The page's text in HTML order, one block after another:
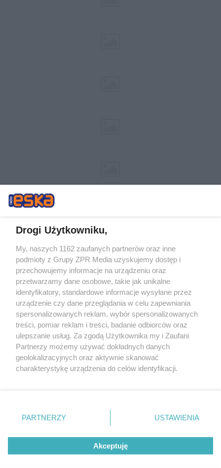
Żaden utwór zamieszczony w serwisie nie może być powielany i
rozpowszechniany lub dalej rozpowszechniany w jakikolwiek sposób (w
tym także elektroniczny lub mechaniczny) na jakimkolwiek polu
eksploatacji w jakiejkolwiek formie, włącznie z umieszczaniem w
Internecie bez pisemnej zgody właściciela praw. Jakiekolwiek użycie lub
wykorzystanie utworów w całości lub w części z naruszeniem prawa,
tzn. bez właściwej zgody, jest zabronione pod groźbą kary i może być
ścigane prawnie.
© 2026 Grupa ZPR Media
Drogi Użytkowniku,
My, naszych 1162 zaufanych partnerów oraz inne
podmioty z Grupy ZPR Media uzyskujemy dostęp i
przechowujemy informacje na urządzeniu oraz
przetwarzamy dane osobowe, takie jak unikalne
identyfikatory, standardowe informacje wysyłane przez
urządzenie czy dane przeglądania w celu zapewniania
spersonalizowanych reklam, wybór spersonalizowanych
treści, pomiar reklam i treści, badanie odbiorców oraz
ulepszanie usług. Za zgodą Użytkownika my i Zaufani
Partnerzy możemy używać dokładnych danych
geolokalizacyjnych oraz aktywnie skanować
charakterystykę urządzenia do celów identyfikacji.
zmienić/wycofać klikając przycisk ustawień prywatności
znajdujący się w lewym dolnym rogu strony
rodzaje przetwarzania danych nie wymagają zgody
użytkownika, ale masz prawo sprzeciwić się takiemu
przetwarzaniu. Preferencje będą miały zastosowanie tylko
PARTNERZY USTAWIENIA
Akceptuję